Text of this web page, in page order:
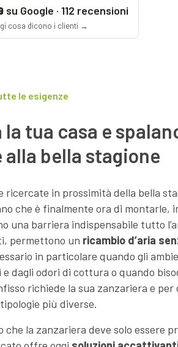
su Google · 112 recensioni
cosa dicono i clienti →
le esigenze
la tua casa e
bella stagione
ricercate in prossimità della bella
che è finalmente ora di montarle,
una barriera indispensabile tutto
permettono un ricambio d’aria
in particolare quando gli
dagli odori di cottura o quando
richiede la sua zanzariera e per
più diverse.
che la zanzariera deve solo essere